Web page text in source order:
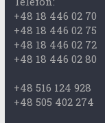
+48 18 446 02 70
+48 18 446 02 75
+48 18 446 02 72
+48 18 446 02 80
+48 516 124 928
+48 505 402 274